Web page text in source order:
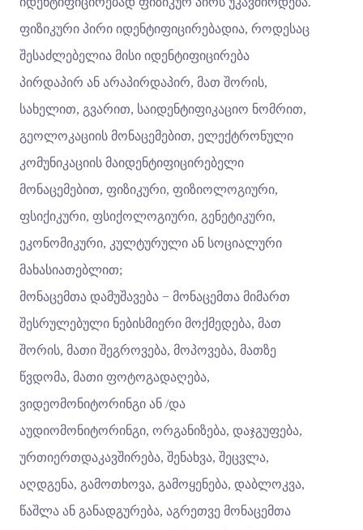
ფიზიკური პირი იდენტიფიცირებადია, როდესაც
შესაძლებელია მისი იდენტიფიცირება
პირდაპირ ან არაპირდაპირ, მათ შორის,
სახელით, გვარით, საიდენტიფიკაციო ნომრით,
გეოლოკაციის მონაცემებით, ელექტრონული
კომუნიკაციის მაიდენტიფიცირებელი
მონაცემებით, ფიზიკური, ფიზიოლოგიური,
ფსიქიკური, ფსიქოლოგიური, გენეტიკური,
ეკონომიკური, კულტურული ან სოციალური
მახასიათებლით;
მონაცემთა დამუშავება − მონაცემთა მიმართ
შესრულებული ნებისმიერი მოქმედება, მათ
შორის, მათი შეგროვება, მოპოვება, მათზე
წვდომა, მათი ფოტოგადაღება,
ვიდეომონიტორინგი ან /და
აუდიომონიტორინგი, ორგანიზება, დაჯგუფება,
ურთიერთდაკავშირება, შენახვა, შეცვლა,
აღდგენა, გამოთხოვა, გამოყენება, დაბლოკვა,
წაშლა ან განადგურება, აგრეთვე მონაცემთა